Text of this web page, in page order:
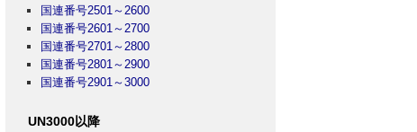
国連番号2501～2600
国連番号2601～2700
国連番号2701～2800
国連番号2801～2900
国連番号2901～3000
UN3000以降